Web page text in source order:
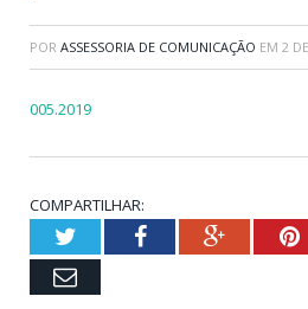
POR ASSESSORIA DE COMUNICAÇÃO EM 2
005.2019
COMPARTILHAR:
TwitterFacebookGoogle+
Email